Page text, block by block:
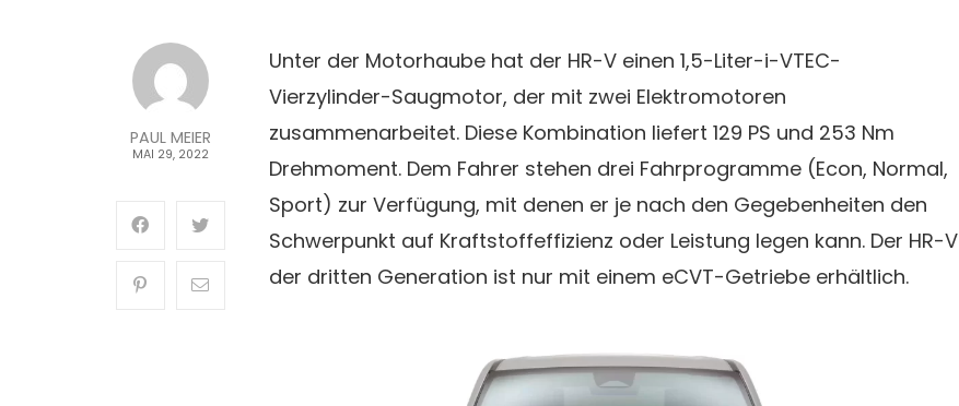
PAUL MEIER
MAI 29, 2022
Unter der Motorhaube hat der HR-V einen 1,5-Liter-i-VTEC-
Vierzylinder-Saugmotor, der mit zwei Elektromotoren
zusammenarbeitet. Diese Kombination liefert 129 PS und 253 Nm
Drehmoment. Dem Fahrer stehen drei Fahrprogramme (Econ, Normal,
Sport) zur Verfügung, mit denen er je nach den Gegebenheiten den
Schwerpunkt auf Kraftstoffeffizienz oder Leistung legen kann. Der HR-V
der dritten Generation ist nur mit einem eCVT-Getriebe erhältlich.